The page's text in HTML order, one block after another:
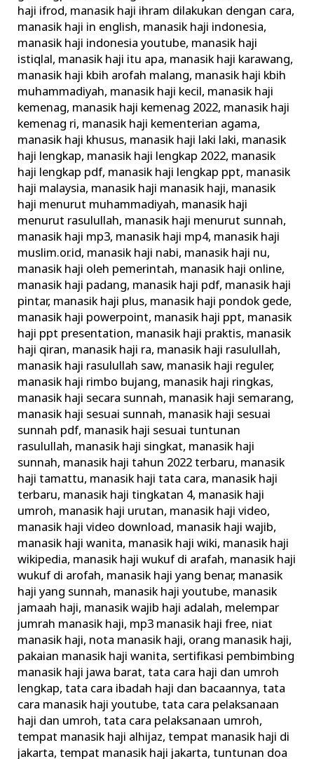
haji ifrod, manasik haji ihram dilakukan dengan cara,
manasik haji in english, manasik haji indonesia,
manasik haji indonesia youtube, manasik haji
istiqlal, manasik haji itu apa, manasik haji karawang,
manasik haji kbih arofah malang, manasik haji kbih
muhammadiyah, manasik haji kecil, manasik haji
kemenag, manasik haji kemenag 2022, manasik haji
kemenag ri, manasik haji kementerian agama,
manasik haji khusus, manasik haji laki laki, manasik
haji lengkap, manasik haji lengkap 2022, manasik
haji lengkap pdf, manasik haji lengkap ppt, manasik
haji malaysia, manasik haji manasik haji, manasik
haji menurut muhammadiyah, manasik haji
menurut rasulullah, manasik haji menurut sunnah,
manasik haji mp3, manasik haji mp4, manasik haji
muslim.or.id, manasik haji nabi, manasik haji nu,
manasik haji oleh pemerintah, manasik haji online,
manasik haji padang, manasik haji pdf, manasik haji
pintar, manasik haji plus, manasik haji pondok gede,
manasik haji powerpoint, manasik haji ppt, manasik
haji ppt presentation, manasik haji praktis, manasik
haji qiran, manasik haji ra, manasik haji rasulullah,
manasik haji rasulullah saw, manasik haji reguler,
manasik haji rimbo bujang, manasik haji ringkas,
manasik haji secara sunnah, manasik haji semarang,
manasik haji sesuai sunnah, manasik haji sesuai
sunnah pdf, manasik haji sesuai tuntunan
rasulullah, manasik haji singkat, manasik haji
sunnah, manasik haji tahun 2022 terbaru, manasik
haji tamattu, manasik haji tata cara, manasik haji
terbaru, manasik haji tingkatan 4, manasik haji
umroh, manasik haji urutan, manasik haji video,
manasik haji video download, manasik haji wajib,
manasik haji wanita, manasik haji wiki, manasik haji
wikipedia, manasik haji wukuf di arafah, manasik haji
wukuf di arofah, manasik haji yang benar, manasik
haji yang sunnah, manasik haji youtube, manasik
jamaah haji, manasik wajib haji adalah, melempar
jumrah manasik haji, mp3 manasik haji free, niat
manasik haji, nota manasik haji, orang manasik haji,
pakaian manasik haji wanita, sertifikasi pembimbing
manasik haji jawa barat,tata cara haji dan umroh
lengkap,tata cara ibadah haji dan bacaannya,tata
cara manasik haji youtube,tata cara pelaksanaan
haji dan umroh,tata cara pelaksanaan umroh,
tempat manasik haji alhijaz,tempat manasik haji di
jakarta,tempat manasik haji jakarta,tuntunan doa